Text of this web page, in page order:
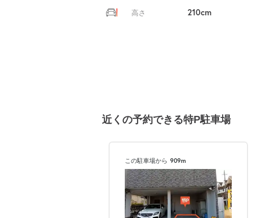
高さ 210cm
近くの予約できる特P駐車場
この駐車場から 909m